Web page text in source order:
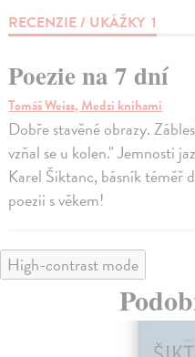
RECENZIE / UKÁŽKY 1
Poezie na 7 dní
Tomáš Weiss, Medzi knihami
Dobře stavěné obrazy.
vzňal se u kolen." Jemnosti
Karel Šiktanc, básník téměř
poezii s věkem!
High-contrast mode